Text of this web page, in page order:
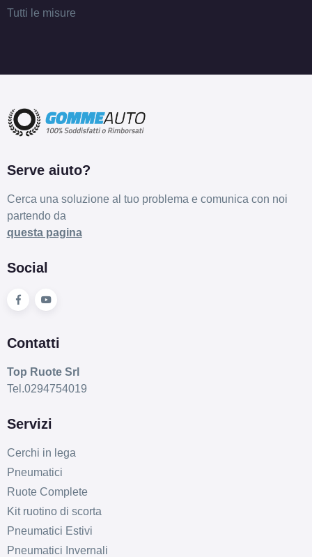
Tutti le misure
Serve aiuto?
Cerca una soluzione al tuo problema e comunica con noi
partendo da
questa pagina
Social
Contatti
Top Ruote Srl
Tel.0294754019
Servizi
Cerchi in lega
Pneumatici
Ruote Complete
Kit ruotino di scorta
Pneumatici Estivi
Pneumatici Invernali